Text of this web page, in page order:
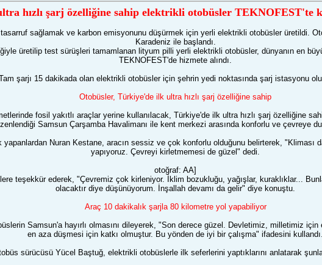
hızlı şarj özelliğine sahip elektrikli otobüsler TEKNOFEST'te
sağlamak ve karbon emisyonunu düşürmek için yerli elektrikli otobüsler üretildi.
Karadeniz ile başlandı.
üretilip test sürüşleri tamamlanan lityum pilli yerli elektrikli otobüsler, dünyanın en
TEKNOFEST'de hizmete alındı.
şarjı 15 dakikada olan elektrikli otobüsler için şehrin yedi noktasında şarj istasyonu
Otobüsler, Türkiye'de ilk ultra hızlı şarj özelliğine sahip
fosil yakıtlı araçlar yerine kullanılacak, Türkiye'de ilk ultra hızlı şarj özelliğine
Samsun Çarşamba Havalimanı ile kent merkezi arasında konforlu ve çevreye
Nuran Kestane, aracın sessiz ve çok konforlu olduğunu belirterek, "Kliması
yapıyoruz. Çevreyi kirletmemesi de güzel" dedi.
otoğraf: AA]
teşekkür ederek, "Çevremiz çok kirleniyor. İklim bozukluğu, yağışlar, kuraklıklar...
olacaktır diye düşünüyorum. İnşallah devamı da gelir" diye konuştu.
Araç 10 dakikalık şarjla 80 kilometre yol yapabiliyor
Samsun'a hayırlı olmasını dileyerek, "Son derece güzel. Devletimiz, milletimiz
en aza düşmesi için katkı olmuştur. Bu yönden de iyi bir çalışma" ifadesini kullandı.
sürücüsü Yücel Baştuğ, elektrikli otobüslerle ilk seferlerini yaptıklarını anlatarak